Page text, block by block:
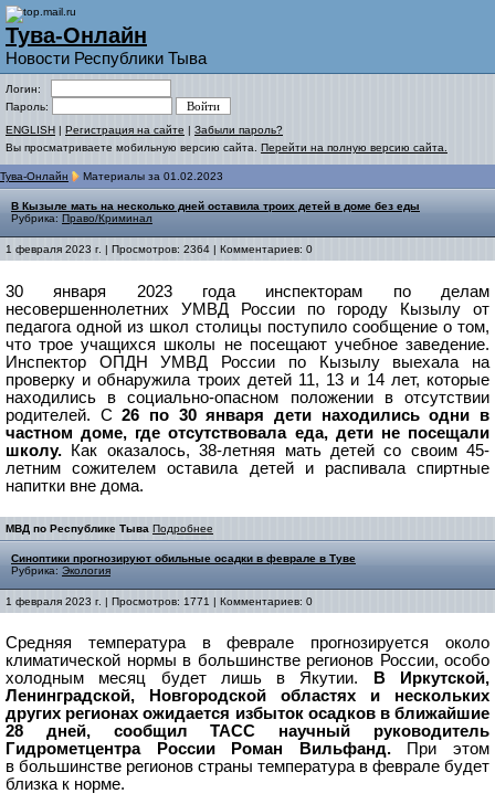
Тува-Онлайн
Новости Республики Тыва
Логин:
Пароль:
ENGLISH | Регистрация на сайте | Забыли пароль?
Вы просматриваете мобильную версию сайта. Перейти на полную версию сайта.
Тува-Онлайн Материалы за 01.02.2023
В Кызыле мать на несколько дней оставила троих детей в доме без еды
Рубрика: Право/Криминал
1 февраля 2023 г. | Просмотров: 2364 | Комментариев: 0
30 января 2023 года инспекторам по делам
несовершеннолетних УМВД России по городу Кызылу от
педагога одной из школ столицы поступило сообщение о том,
что трое учащихся школы не посещают учебное заведение.
Инспектор ОПДН УМВД России по Кызылу выехала на
проверку и обнаружила троих детей 11, 13 и 14 лет, которые
находились в социально-опасном положении в отсутствии
родителей. С 26 по 30 января дети находились одни в
частном доме, где отсутствовала еда, дети не посещали
школу.
Как оказалось, 38-летняя мать детей со своим 45-
летним сожителем оставила детей и распивала спиртные
напитки вне дома.
МВД по Республике Тыва Подробнее
Синоптики прогнозируют обильные осадки в феврале в Туве
Рубрика: Экология
1 февраля 2023 г. | Просмотров: 1771 | Комментариев: 0
Средняя температура в феврале прогнозируется около
климатической нормы в большинстве регионов России, особо
холодным месяц будет лишь в Якутии.
В Иркутской,
Ленинградской, Новгородской областях и нескольких
других регионах ожидается избыток осадков в ближайшие
28 дней, сообщил ТАСС научный руководитель
Гидрометцентра России Роман Вильфанд. При этом
в большинстве регионов страны температура в феврале будет
близка к норме.